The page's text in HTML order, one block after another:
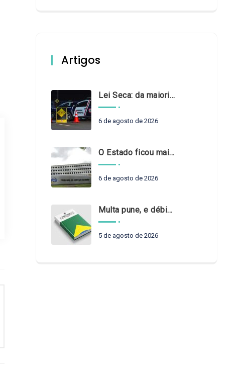
Artigos
Lei Seca: da maioridade à maturidade
6 de agosto de 2026
O Estado ficou mais complexo. O controle precisa acompanhar
6 de agosto de 2026
Multa pune, e débito recompõe. § 3º do art. 71 da Constituição: um problema de legística formal
5 de agosto de 2026